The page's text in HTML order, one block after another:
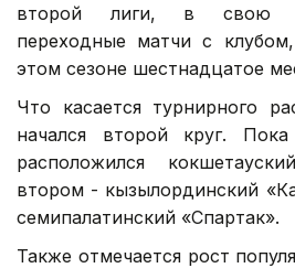
второй лиги, в свою
переходные матчи с
этом сезоне шестнадцатое
Что касается турнирного
начался второй круг.
расположился
втором - кызылординский
семипалатинский «Спартак».
Также отмечается рост